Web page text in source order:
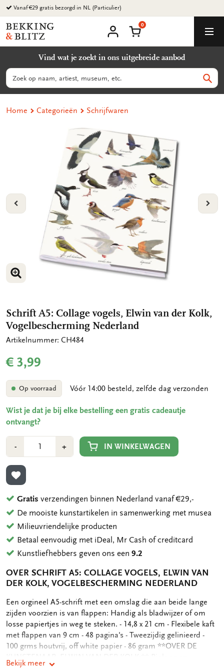
Ga
naar
content
Bekking
&
B.V.
account
Winkelmand
0
Vind wat je zoekt in ons uitgebreide aanbod
Zoeken
Home Categorieën Schrijfwaren
VORIGE
VERGROOT AFBEELDING
VERGROOT AFBEELDING
Schrift A5: Collage vogels, Elwin van der Kolk,
Vogelbescherming Nederland
Artikelnummer: CH484
€ 3,99
Op voorraad Vóór 14:00 besteld, zelfde dag verzonden
Wist je dat je bij elke bestelling een gratis cadeautje
ontvangt?
-Min
1
+Plus
1
IN WINKELWAGEN
TOEVOEGEN AAN VERLANGLIJST
Gratis verzendingen binnen Nederland vanaf €29,-
De mooiste kunstartikelen in samenwerking met musea
Milieuvriendelijke producten
Betaal eenvoudig met iDeal, Mr Cash of creditcard
Kunstliefhebbers geven ons een9.2
OVER SCHRIFT A5: COLLAGE VOGELS, ELWIN VAN
DER KOLK, VOGELBESCHERMING NEDERLAND
OMSCHRIJVING
Een orgineel A5-schrift met een omslag die aan beide lange
zijden voorzien is van flappen: Handig als bladwijzer of om
losse papiertjes in weg te steken. - 14,8 x 21 cm - Flexibele kaft
met flappen van 9 cm - 48 pagina's - Tweezijdig gelinieerd -
100 grms houtvrij, off white papier - 86 gram **OVER DE
natuurschilder Elwin van der Kolk (1972), bioloog en
Bekijk meer